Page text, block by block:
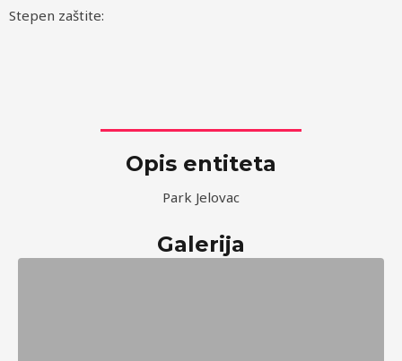
Stepen zaštite:
Opis entiteta
Park Jelovac
Galerija